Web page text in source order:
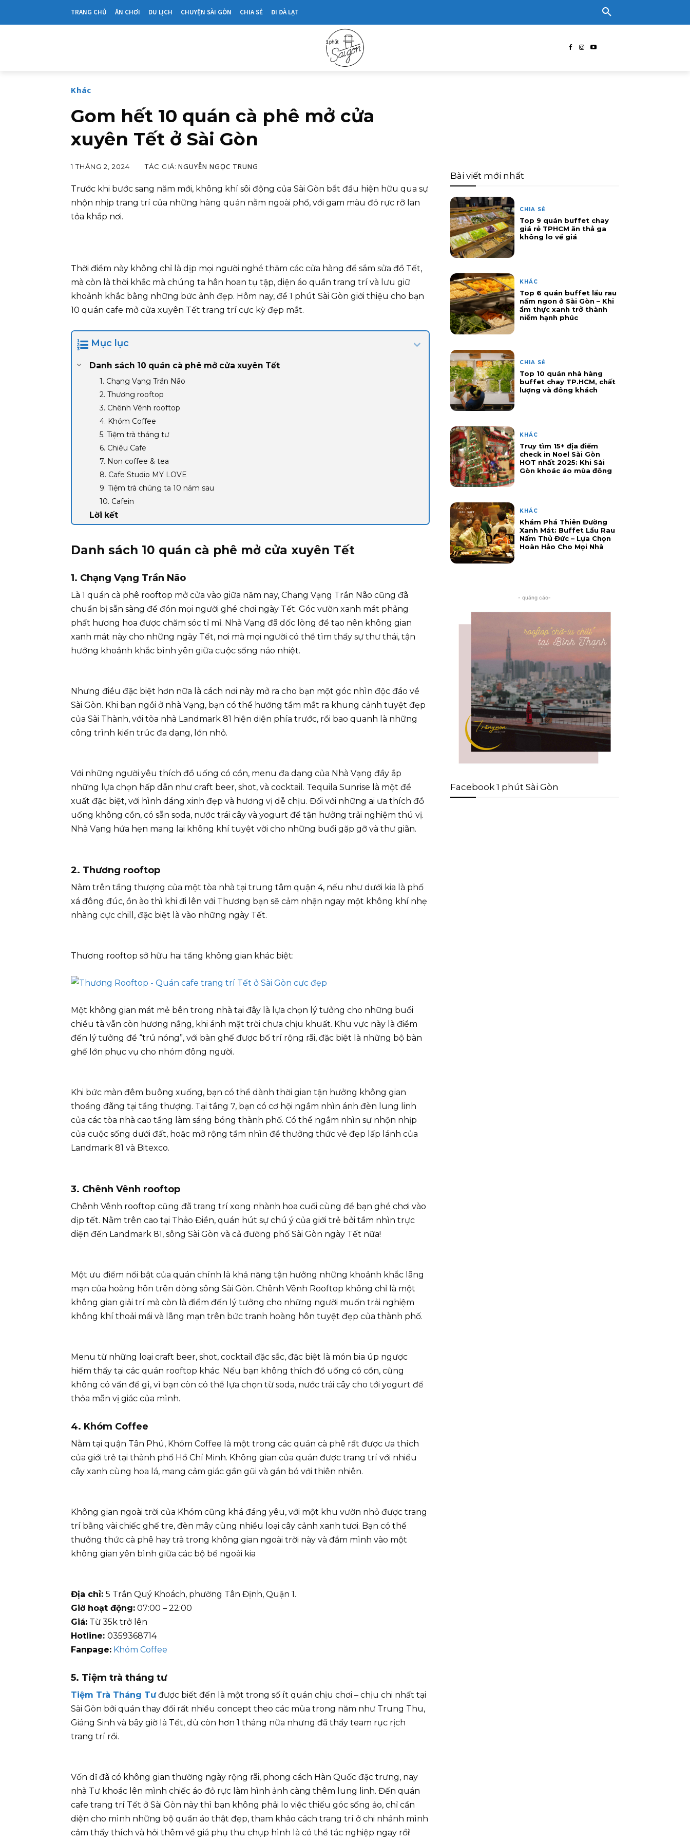
TRANG CHỦ ĂN CHƠI DU LỊCH CHUYỆN SÀI GÒN CHIA SẺ ĐI ĐÀ LẠT
Khác
Gom hết 10 quán cà phê mở cửa
xuyên Tết ở Sài Gòn
1 THÁNG 2, 2024 TÁC GIẢ: NGUYỄN NGỌC TRUNG
Trước khi bước sang năm mới, không khí sôi động của Sài Gòn bắt đầu hiện hữu qua sự
nhộn nhịp trang trí của những hàng quán nằm ngoài phố, với gam màu đỏ rực rỡ lan
tỏa khắp nơi.
Thời điểm này không chỉ là dịp mọi người nghé thăm các cửa hàng để sắm sửa đồ Tết,
mà còn là thời khắc mà chúng ta hân hoan tụ tập, diện áo quần trang trí và lưu giữ
khoảnh khắc bằng những bức ảnh đẹp. Hôm nay, để 1 phút Sài Gòn giới thiệu cho bạn
10 quán cafe mở cửa xuyên Tết trang trí cực kỳ đẹp mắt.
Mục lục
Danh sách 10 quán cà phê mở cửa xuyên Tết
1. Chạng Vạng Trần Não
2. Thương rooftop
3. Chênh Vênh rooftop
4. Khóm Coffee
5. Tiệm trà tháng tư
6. Chiêu Cafe
7. Non coffee & tea
8. Cafe Studio MY LOVE
9. Tiệm trà chúng ta 10 năm sau
10. Cafein
Lời kết
Danh sách 10 quán cà phê mở cửa xuyên Tết
1. Chạng Vạng Trần Não
Là 1 quán cà phê rooftop mở cửa vào giữa năm nay, Chạng Vạng Trần Não cũng đã
chuẩn bị sẵn sàng để đón mọi người ghé chơi ngày Tết. Góc vườn xanh mát phảng
phất hương hoa được chăm sóc tỉ mỉ. Nhà Vạng đã dốc lòng để tạo nên không gian
xanh mát này cho những ngày Tết, nơi mà mọi người có thể tìm thấy sự thư thái, tận
hưởng khoảnh khắc bình yên giữa cuộc sống náo nhiệt.
Nhưng điều đặc biệt hơn nữa là cách nơi này mở ra cho bạn một góc nhìn độc đáo về
Sài Gòn. Khi bạn ngồi ở nhà Vạng, bạn có thể hướng tầm mắt ra khung cảnh tuyệt đẹp
của Sài Thành, với tòa nhà Landmark 81 hiện diện phía trước, rồi bao quanh là những
công trình kiến trúc đa dạng, lớn nhỏ.
Với những người yêu thích đồ uống có cồn, menu đa dạng của Nhà Vạng đầy ắp
những lựa chọn hấp dẫn như craft beer, shot, và cocktail. Tequila Sunrise là một đề
xuất đặc biệt, với hình dáng xinh đẹp và hương vị dễ chịu. Đối với những ai ưa thích đồ
uống không cồn, có sẵn soda, nước trái cây và yogurt để tận hưởng trải nghiệm thú vị.
Nhà Vạng hứa hẹn mang lại không khí tuyệt vời cho những buổi gặp gỡ và thư giãn.
2. Thương rooftop
Nằm trên tầng thượng của một tòa nhà tại trung tâm quận 4, nếu như dưới kia là phố
xá đông đúc, ồn ào thì khi đi lên với Thương bạn sẽ cảm nhận ngay một không khí nhẹ
nhàng cực chill, đặc biệt là vào những ngày Tết.
Thương rooftop sở hữu hai tầng không gian khác biệt:
Một không gian mát mẻ bên trong nhà tại đây là lựa chọn lý tưởng cho những buổi
chiều tà vẫn còn hương nắng, khi ánh mặt trời chưa chịu khuất. Khu vực này là điểm
đến lý tưởng để “trú nóng”, với bàn ghế được bố trí rộng rãi, đặc biệt là những bộ bàn
ghế lớn phục vụ cho nhóm đông người.
Khi bức màn đêm buông xuống, bạn có thể dành thời gian tận hưởng không gian
thoáng đãng tại tầng thượng. Tại tầng 7, bạn có cơ hội ngắm nhìn ánh đèn lung linh
của các tòa nhà cao tầng làm sáng bóng thành phố. Có thể ngắm nhìn sự nhộn nhịp
của cuộc sống dưới đất, hoặc mở rộng tầm nhìn để thưởng thức vẻ đẹp lấp lánh của
Landmark 81 và Bitexco.
3. Chênh Vênh rooftop
Chênh Vênh rooftop cũng đã trang trí xong nhành hoa cuối cùng để bạn ghé chơi vào
dịp tết. Nằm trên cao tại Thảo Điền, quán hút sự chú ý của giới trẻ bởi tầm nhìn trực
diện đến Landmark 81, sông Sài Gòn và cả đường phố Sài Gòn ngày Tết nữa!
Một ưu điểm nổi bật của quán chính là khả năng tận hưởng những khoảnh khắc lãng
mạn của hoàng hôn trên dòng sông Sài Gòn. Chênh Vênh Rooftop không chỉ là một
không gian giải trí mà còn là điểm đến lý tưởng cho những người muốn trải nghiệm
không khí thoải mái và lãng mạn trên bức tranh hoàng hôn tuyệt đẹp của thành phố.
Menu từ những loại craft beer, shot, cocktail đặc sắc, đặc biệt là món bia úp ngược
hiếm thấy tại các quán rooftop khác. Nếu bạn không thích đồ uống có cồn, cũng
không có vấn đề gì, vì bạn còn có thể lựa chọn từ soda, nước trái cây cho tới yogurt để
thỏa mãn vị giác của mình.
4. Khóm Coffee
Nằm tại quận Tân Phú, Khóm Coffee là một trong các quán cà phê rất được ưa thích
của giới trẻ tại thành phố Hồ Chí Minh. Không gian của quán được trang trí với nhiều
cây xanh cùng hoa lá, mang cảm giác gần gũi và gắn bó với thiên nhiên.
Không gian ngoài trời của Khóm cũng khá đáng yêu, với một khu vườn nhỏ được trang
trí bằng vài chiếc ghế tre, đèn mây cùng nhiều loại cây cảnh xanh tươi. Bạn có thể
thưởng thức cà phê hay trà trong không gian ngoài trời này và đắm mình vào một
không gian yên bình giữa các bộ bề ngoài kia
Địa chỉ: 5 Trần Quý Khoách, phường Tân Định, Quận 1.
Giờ hoạt động: 07:00 – 22:00
Giá: Từ 35k trở lên
Hotline: 0359368714
Fanpage: Khóm Coffee
5. Tiệm trà tháng tư
Tiệm Trà Tháng Tưđược biết đến là một trong số ít quán chịu chơi – chịu chi nhất tại
Sài Gòn bởi quán thay đổi rất nhiều concept theo các mùa trong năm như Trung Thu,
Giáng Sinh và bây giờ là Tết, dù còn hơn 1 tháng nữa nhưng đã thấy team rục rịch
trang trí rồi.
Vốn dĩ đã có không gian thường ngày rộng rãi, phong cách Hàn Quốc đặc trưng, nay
nhà Tư khoác lên mình chiếc áo đỏ rực làm hình ảnh càng thêm lung linh. Đến quán
cafe trang trí Tết ở Sài Gòn này thì bạn không phải lo việc thiếu góc sống ảo, chỉ cần
diện cho mình những bộ quần áo thật đẹp, tham khảo cách trang trí ở chi nhánh mình
cảm thấy thích và hỏi thêm về giá phụ thu chụp hình là có thể tác nghiệp ngay rồi!
Bài viết mới nhất
CHIA SẺ
Top 9 quán buffet chay
giá rẻ TPHCM ăn thả ga
không lo về giá
KHÁC
Top 6 quán buffet lẩu rau
nấm ngon ở Sài Gòn – Khi
ẩm thực xanh trở thành
niềm hạnh phúc
CHIA SẺ
Top 10 quán nhà hàng
buffet chay TP.HCM, chất
lượng và đông khách
KHÁC
Truy tìm 15+ địa điểm
check in Noel Sài Gòn
HOT nhất 2025: Khi Sài
Gòn khoác áo mùa đông
KHÁC
Khám Phá Thiên Đường
Xanh Mát: Buffet Lẩu Rau
Nấm Thủ Đức – Lựa Chọn
Hoàn Hảo Cho Mọi Nhà
- quảng cáo-
Facebook 1 phút Sài Gòn